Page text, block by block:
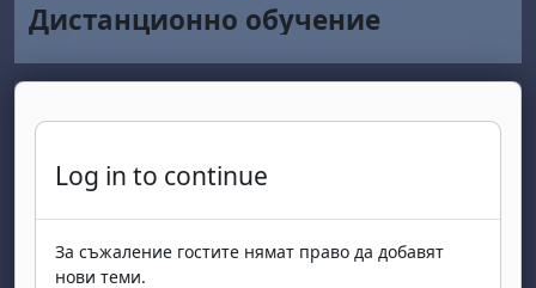
Дистанционно обучение
Log in to continue
За съжаление гостите нямат право да добавят
нови теми.